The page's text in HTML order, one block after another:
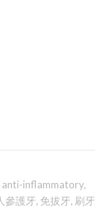
anti-inflammatory,
參護牙, 免拔牙, 刷牙